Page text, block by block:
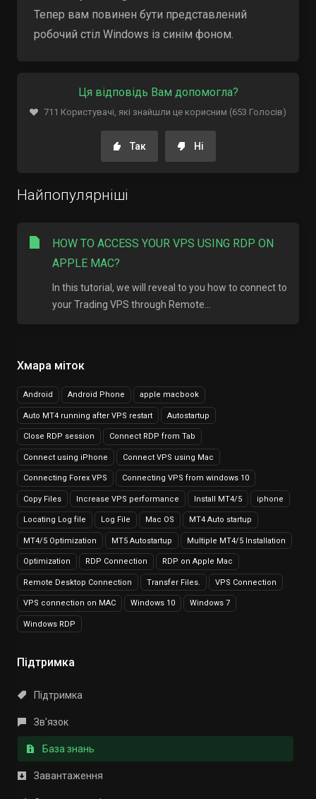
Хмара міток
Android Android Phone apple macbook
Auto MT4 running after VPS restart Autostartup
Close RDP session Connect RDP from Tab
Connect using iPhone Connect VPS using Mac
Connecting Forex VPS Connecting VPS from windows 10
Copy Files Increase VPS performance Install MT4/5 iphone
Locating Log file Log File Mac OS MT4 Auto startup
MT4/5 Optimization MT5 Autostartup Multiple MT4/5 Installation
Optimization RDP Connection RDP on Apple Mac
Remote Desktop Connection Transfer Files. VPS Connection
VPS connection on MAC Windows 10 Windows 7
Windows RDP
Підтримка
Підтримка
Зв'язок
База знань
Завантаження
Тепер вам повинен бути представлений
робочий стіл Windows із синім фоном.
Ця відповідь Вам допомогла?
711 Користувачі, які знайшли це корисним (653 Голосів)
Так Ні
Найпопулярніші
HOW TO ACCESS YOUR VPS USING RDP ON
APPLE MAC?
In this tutorial, we will reveal to you how to connect to
your Trading VPS through Remote...